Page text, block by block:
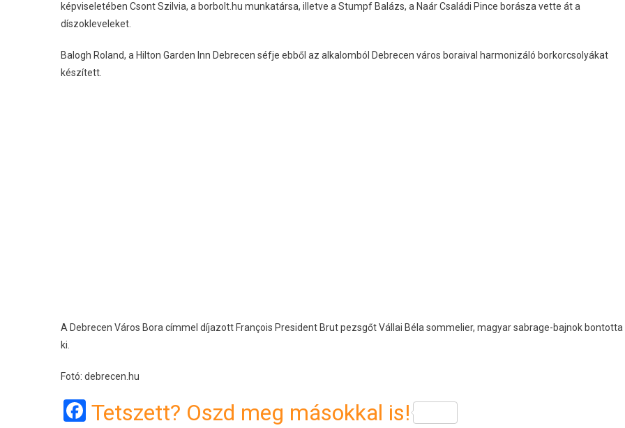
képviseletében Csont Szilvia, a borbolt.hu munkatársa, illetve a Stumpf Balázs, a Naár Családi Pince borásza vette át a
díszokleveleket.
Balogh Roland, a Hilton Garden Inn Debrecen séfje ebből az alkalomból Debrecen város boraival harmonizáló borkorcsolyákat
készített.
A Debrecen Város Bora címmel díjazott François President Brut pezsgőt Vállai Béla sommelier, magyar sabrage-bajnok bontotta
ki.
Fotó: debrecen.hu
Facebook
Tetszett? Oszd meg másokkal is!